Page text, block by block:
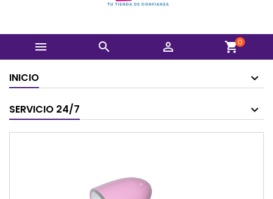
   shopping_cart0
INICIO
SERVICIO 24/7